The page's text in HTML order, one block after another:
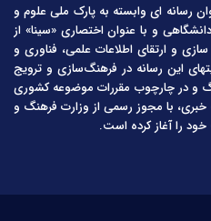
رسانه ای وابسته به پارک ملی علوم و
و با عنوان اختصاری «سینا» از
آگاه سازی و ارتقای اطلاعات علمی، فناوری و
این رسانه در فرهنگ‌سازی و ترویج
و در چارچوب مقررات موضوعه کشوری
با مجوز رسمی از وزارت فرهنگ و